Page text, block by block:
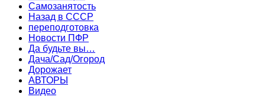
Самозанятость
Назад в СССР
переподготовка
Новости ПФР
Да будьте вы…
Дача/Сад/Огород
Дорожает
АВТОРЫ
Видео